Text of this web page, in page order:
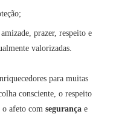
prazer, respeito e
valorizadas.
para muitas
consciente, o respeito
o afeto com segurança e